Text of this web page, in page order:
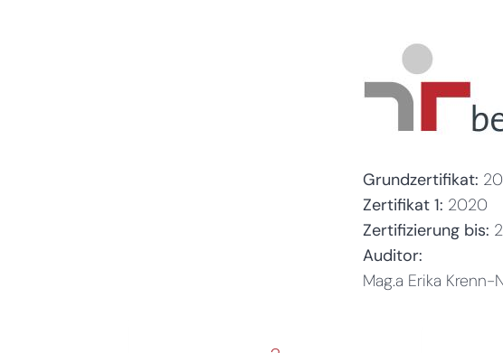
Grundzertifikat:
Zertifikat 1: 2020
Zertifizierung bis:
Auditor:
Mag.a Erika